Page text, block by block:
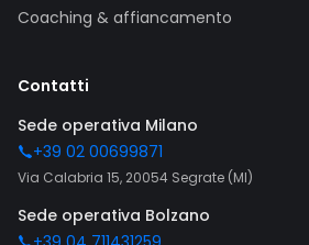
Coaching & affiancamento
Contatti
Sede operativa Milano
+39 02 00699871
Via Calabria 15, 20054 Segrate (MI)
Sede operativa Bolzano